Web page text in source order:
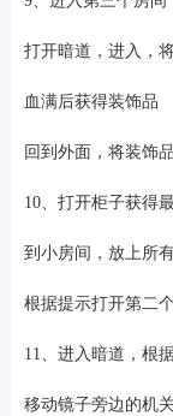
打开暗道，进入，
血满后获得装饰品
回到外面，将装饰
10、打开柜子获得
到小房间，放上所
根据提示打开第二
11、进入暗道，根
移动镜子旁边的机